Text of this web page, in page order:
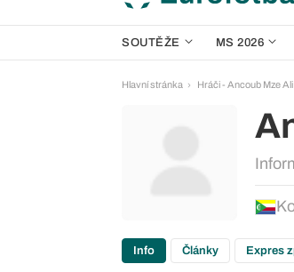
SOUTĚŽE MS 2026
Hlavní stránka Hráči - Ancoub Mze Ali
Info Články Expres